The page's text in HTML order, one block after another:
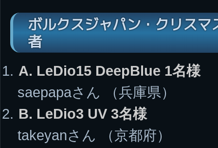
ボルクスジャパン・クリス
者
A. LeDio15 DeepBlue 1名様
saepapaさん （兵庫県）
B. LeDio3 UV 3名様
takeyanさん （京都府）